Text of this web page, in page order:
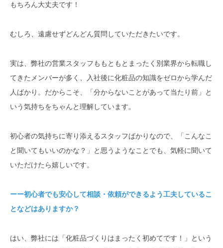
もちろん大丈夫です！
むしろ、遠慮せずどんどん質問していただきたいです。
実は、弊社の営業スタッフももともとまったく別業界から転職し
てきたメンバーが多く、入社後に化粧品の知識をゼロから学んだ
人ばかり。だからこそ、「分からないことがあって当たり前」と
いう気持ちをちゃんと理解しています。
初心者の気持ちに寄り添えるスタッフばかりなので、「こんなこ
と聞いてもいいのかな？」と思うようなことでも、気軽に聞いて
いただけたら嬉しいです。
ーー初心者でも安心して相談・依頼ができるよう工夫しているこ
となどはありますか？
はい、弊社には「化粧品づくりはまったく初めてです！」という